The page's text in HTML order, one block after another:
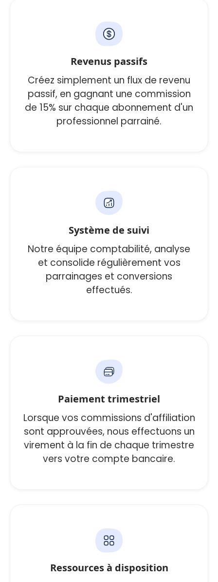
Revenus passifs
Créez simplement un flux de revenu
passif, en gagnant une commission
de 15% sur chaque abonnement d'un
professionnel parrainé.
Système de suivi
Notre équipe comptabilité, analyse
et consolide régulièrement vos
parrainages et conversions
effectués.
Paiement trimestriel
Lorsque vos commissions d'affiliation
sont approuvées, nous effectuons un
virement à la fin de chaque trimestre
vers votre compte bancaire.
Ressources à disposition